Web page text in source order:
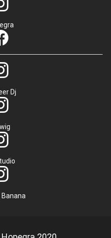
Dj
Banana